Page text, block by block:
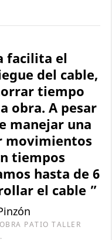
facilita el
del cable,
tiempo
obra. A pesar
manejar una
movimientos
tiempos
hasta de 6
el cable ”
PATIO TALLER